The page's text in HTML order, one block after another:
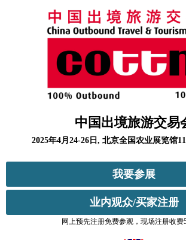
中国出境旅游交易
2025年4月24-26日, 北京全国农业展览馆
我要参展
业内观众/买家注册
网上预先注册免费参观，现场注册收费